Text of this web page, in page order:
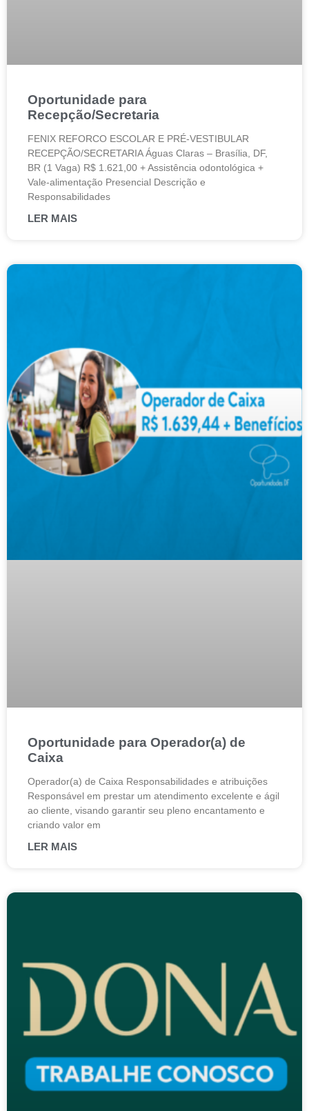
Oportunidade para
Recepção/Secretaria
FENIX REFORCO ESCOLAR E PRÉ-VESTIBULAR
RECEPÇÃO/SECRETARIA Águas Claras – Brasília, DF,
BR (1 Vaga) R$ 1.621,00 + Assistência odontológica +
Vale-alimentação Presencial Descrição e
Responsabilidades
LER MAIS
Oportunidade para Operador(a) de
Caixa
Operador(a) de Caixa Responsabilidades e atribuições
Responsável em prestar um atendimento excelente e ágil
ao cliente, visando garantir seu pleno encantamento e
criando valor em
LER MAIS